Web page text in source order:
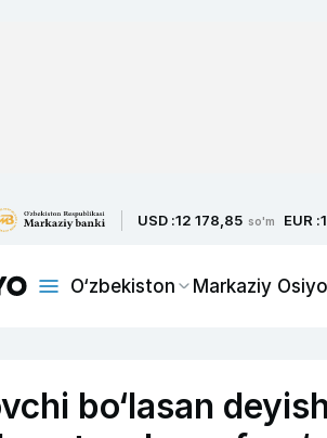
USD :12 178,85 so'm EUR :
O‘zbekiston Markaziy Osiyo
bo‘lasan